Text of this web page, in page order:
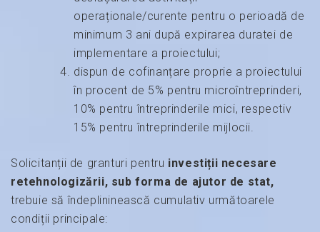
operaționale/curente pentru o perioadă de
minimum 3 ani după expirarea duratei de
implementare a proiectului;
dispun de cofinanțare proprie a proiectului
în procent de 5% pentru microîntreprinderi,
10% pentru întreprinderile mici, respectiv
15% pentru întreprinderile mijlocii.
Solicitanții de granturi pentru investiții necesare
retehnologizării, sub forma de ajutor de stat,
trebuie să îndeplininească cumulativ următoarele
condiții principale: